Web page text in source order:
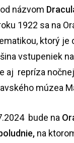
názvom
1922 sa na
ktorý
vstupeniek
aj repríza
múzea
bude na
na